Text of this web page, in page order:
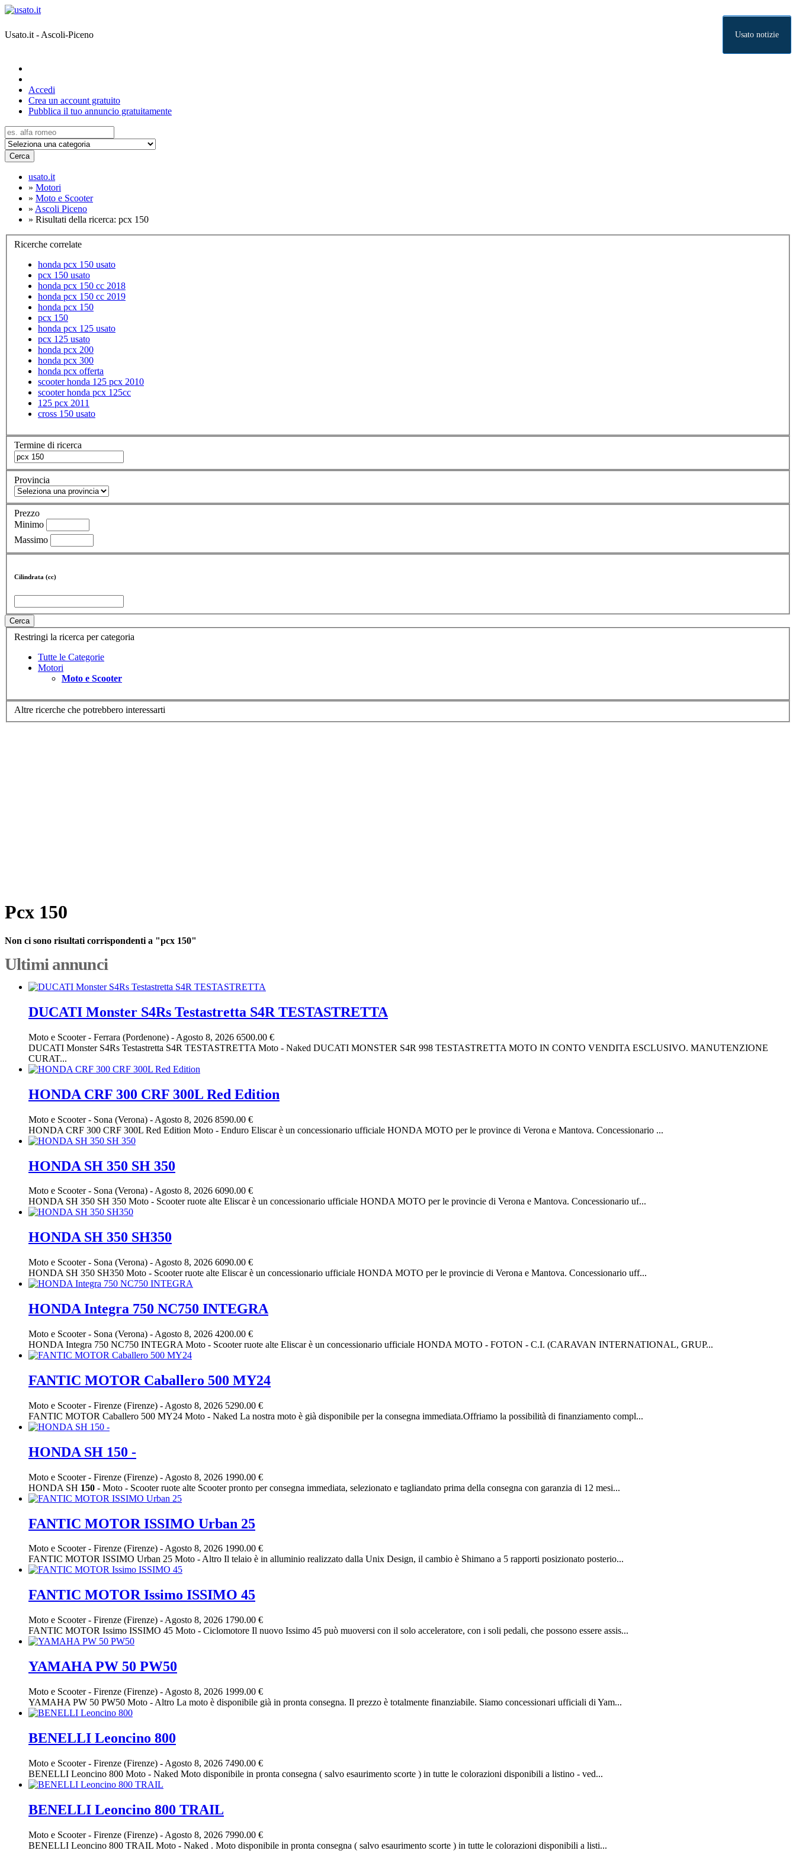
Usato.it - Ascoli-Piceno Usato notizie
Accedi
Crea un account gratuito
Pubblica il tuo annuncio gratuitamente
Cerca
usato.it
» Motori
» Moto e Scooter
» Ascoli Piceno
» Risultati della ricerca: pcx 150
Ricerche correlate
honda pcx 150 usato
pcx 150 usato
honda pcx 150 cc 2018
honda pcx 150 cc 2019
honda pcx 150
pcx 150
honda pcx 125 usato
pcx 125 usato
honda pcx 200
honda pcx 300
honda pcx offerta
scooter honda 125 pcx 2010
scooter honda pcx 125cc
125 pcx 2011
cross 150 usato
Termine di ricerca
Provincia
Prezzo
Minimo
Massimo
Cilindrata (cc)
Cerca
Restringi la ricerca per categoria
Tutte le Categorie
Motori
Moto e Scooter
Altre ricerche che potrebbero interessarti
Pcx 150
Non ci sono risultati corrispondenti a "pcx 150"
Ultimi annunci
DUCATI Monster S4Rs Testastretta S4R TESTASTRETTA
Moto e Scooter- Ferrara (Pordenone) - Agosto 8, 2026 6500.00 €
DUCATI Monster S4Rs Testastretta S4R TESTASTRETTA Moto - Naked DUCATI MONSTER S4R 998 TESTASTRETTA MOTO IN CONTO VENDITA ESCLUSIVO. MANUTENZIONE
CURAT...
HONDA CRF 300 CRF 300L Red Edition
Moto e Scooter- Sona (Verona) - Agosto 8, 2026 8590.00 €
HONDA CRF 300 CRF 300L Red Edition Moto - Enduro Eliscar è un concessionario ufficiale HONDA MOTO per le province di Verona e Mantova. Concessionario ...
HONDA SH 350 SH 350
Moto e Scooter- Sona (Verona) -Agosto 8, 2026 6090.00 €
HONDA SH 350 SH 350 Moto - Scooter ruote alte Eliscar è un concessionario ufficiale HONDA MOTO per le provincie di Verona e Mantova. Concessionario uf...
HONDA SH 350 SH350
Moto e Scooter- Sona (Verona) - Agosto 8, 2026 6090.00 €
HONDA SH 350 SH350 Moto - Scooter ruote alte Eliscar è un concessionario ufficiale HONDA MOTO per le provincie di Verona e Mantova. Concessionario uff...
HONDA Integra 750 NC750 INTEGRA
Moto e Scooter- Sona (Verona) - Agosto 8, 2026 4200.00 €
HONDA Integra 750 NC750 INTEGRA Moto - Scooter ruote alte Eliscar è un concessionario ufficiale HONDA MOTO - FOTON - C.I. (CARAVAN INTERNATIONAL, GRUP...
FANTIC MOTOR Caballero 500 MY24
Moto e Scooter- Firenze (Firenze) - Agosto 8, 2026 5290.00 €
FANTIC MOTOR Caballero 500 MY24 Moto - Naked La nostra moto è già disponibile per la consegna immediata.Offriamo la possibilità di finanziamento compl...
HONDA SH 150 -
Moto e Scooter- Firenze (Firenze) - Agosto 8, 2026 1990.00 €
HONDA SH 150 - Moto - Scooter ruote alte Scooter pronto per consegna immediata, selezionato e tagliandato prima della consegna con garanzia di 12 mesi...
FANTIC MOTOR ISSIMO Urban 25
Moto e Scooter- Firenze (Firenze) -Agosto 8, 2026 1990.00 €
FANTIC MOTOR ISSIMO Urban 25 Moto - Altro Il telaio è in alluminio realizzato dalla Unix Design, il cambio è Shimano a 5 rapporti posizionato posterio...
FANTIC MOTOR Issimo ISSIMO 45
Moto e Scooter- Firenze (Firenze) - Agosto 8, 2026 1790.00 €
FANTIC MOTOR Issimo ISSIMO 45 Moto - Ciclomotore Il nuovo Issimo 45 può muoversi con il solo acceleratore, con i soli pedali, che possono essere assis...
YAMAHA PW 50 PW50
Moto e Scooter- Firenze (Firenze) - Agosto 8, 2026 1999.00 €
YAMAHA PW 50 PW50 Moto - Altro La moto è disponibile già in pronta consegna. Il prezzo è totalmente finanziabile. Siamo concessionari ufficiali di Yam...
BENELLI Leoncino 800
Moto e Scooter- Firenze (Firenze) - Agosto 8, 2026 7490.00 €
BENELLI Leoncino 800 Moto - Naked Moto disponibile in pronta consegna ( salvo esaurimento scorte ) in tutte le colorazioni disponibili a listino - ved...
BENELLI Leoncino 800 TRAIL
Moto e Scooter- Firenze (Firenze) - Agosto 8, 2026 7990.00 €
BENELLI Leoncino 800 TRAIL Moto - Naked . Moto disponibile in pronta consegna ( salvo esaurimento scorte ) in tutte le colorazioni disponibili a listi...